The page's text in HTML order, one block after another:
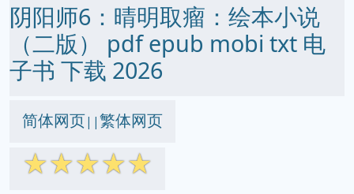
阴阳师6：晴明取瘤：绘本小说
（二版） pdf epub mobi txt 电
子书 下载 2026
简体网页||繁体网页
☆☆☆☆☆